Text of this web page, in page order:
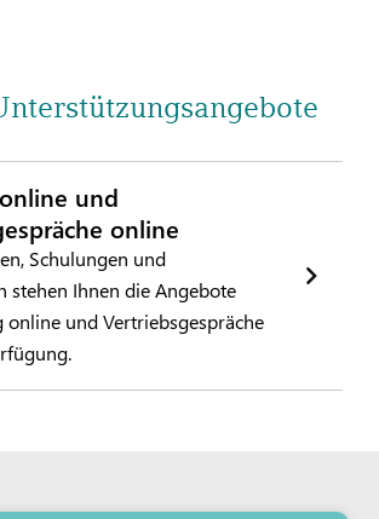
und
online
Schulungen und
stehen Ihnen die Angebote
online und Vertriebsgespräche